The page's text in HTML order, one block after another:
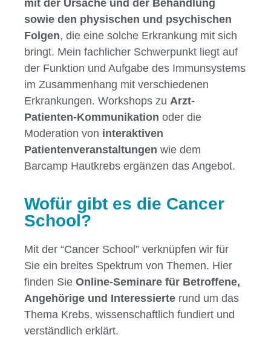
mit der Ursache und der Behandlung
sowie den physischen und psychischen
Folgen, die eine solche Erkrankung mit sich
bringt. Mein fachlicher Schwerpunkt liegt auf
der Funktion und Aufgabe des Immunsystems
im Zusammenhang mit verschiedenen
Erkrankungen. Workshops zu Arzt-
Patienten-Kommunikation oder die
Moderation von interaktiven
Patientenveranstaltungen wie dem
Barcamp Hautkrebs ergänzen das Angebot.
Wofür gibt es die Cancer
School?
Mit der “Cancer School” verknüpfen wir für
Sie ein breites Spektrum von Themen. Hier
finden Sie Online-Seminare für Betroffene,
Angehörige und Interessierte rund um das
Thema Krebs, wissenschaftlich fundiert und
verständlich erklärt.